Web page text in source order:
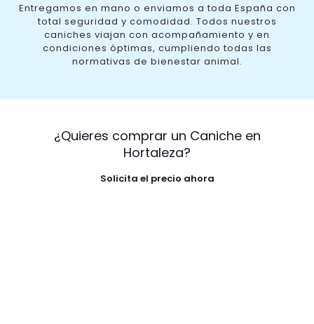
Entregamos en mano o enviamos a toda España con
total seguridad y comodidad. Todos nuestros
caniches viajan con acompañamiento y en
condiciones óptimas, cumpliendo todas las
normativas de bienestar animal.
¿Quieres comprar un Caniche en
Hortaleza?
Solicita el precio ahora